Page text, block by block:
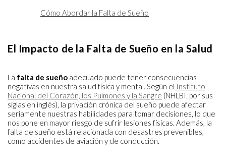
Cómo Abordar la Falta de Sueño
El Impacto de la Falta de Sueño en la Salud
La falta de sueño adecuado puede tener consecuencias
negativas en nuestra salud física y mental. Según el Instituto
Nacional del Corazón, los Pulmones y la Sangre (NHLBI, por sus
siglas en inglés), la privación crónica del sueño puede afectar
seriamente nuestras habilidades para tomar decisiones, lo que
nos pone en mayor riesgo de sufrir lesiones físicas. Además, la
falta de sueño está relacionada con desastres prevenibles,
como accidentes de aviación y de conducción.